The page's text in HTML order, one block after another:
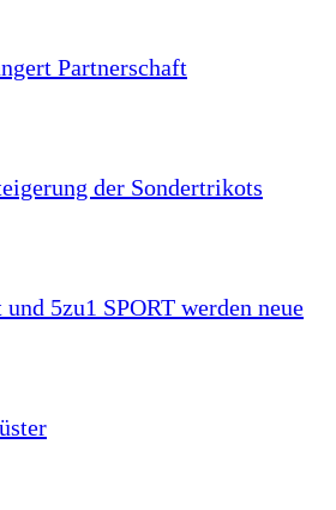
Partnerschaft
der Sondertrikots
5zu1 SPORT werden neue